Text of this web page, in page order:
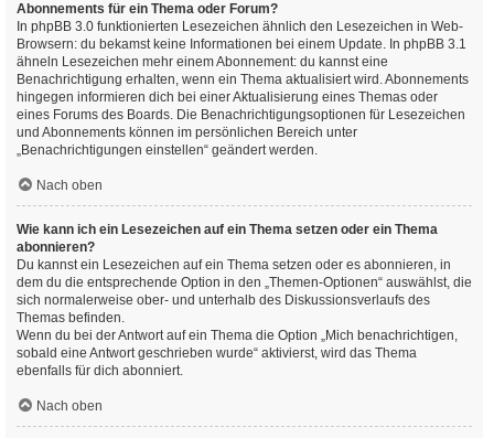
Abonnements für ein Thema oder Forum?
In phpBB 3.0 funktionierten Lesezeichen ähnlich den Lesezeichen in Web-
Browsern: du bekamst keine Informationen bei einem Update. In phpBB 3.1
ähneln Lesezeichen mehr einem Abonnement: du kannst eine
Benachrichtigung erhalten, wenn ein Thema aktualisiert wird. Abonnements
hingegen informieren dich bei einer Aktualisierung eines Themas oder
eines Forums des Boards. Die Benachrichtigungsoptionen für Lesezeichen
und Abonnements können im persönlichen Bereich unter
„Benachrichtigungen einstellen“ geändert werden.
Nach oben
Wie kann ich ein Lesezeichen auf ein Thema setzen oder ein Thema
abonnieren?
Du kannst ein Lesezeichen auf ein Thema setzen oder es abonnieren, in
dem du die entsprechende Option in den „Themen-Optionen“ auswählst, die
sich normalerweise ober- und unterhalb des Diskussionsverlaufs des
Themas befinden.
Wenn du bei der Antwort auf ein Thema die Option „Mich benachrichtigen,
sobald eine Antwort geschrieben wurde“ aktivierst, wird das Thema
ebenfalls für dich abonniert.
Nach oben